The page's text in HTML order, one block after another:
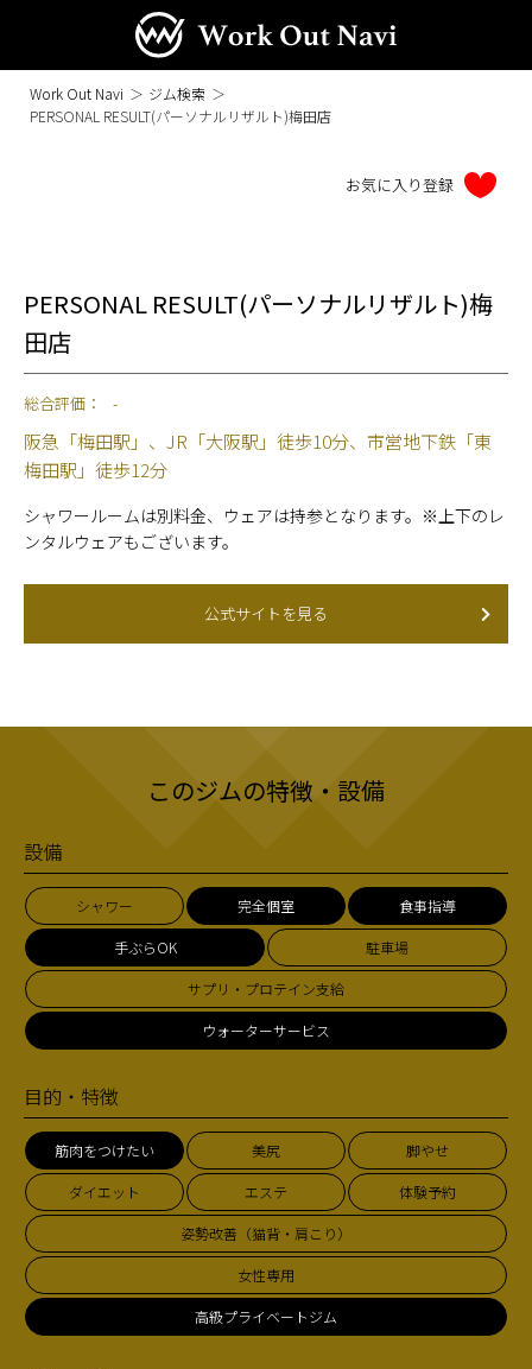
Work Out Navi ＞ ジム検索 ＞
PERSONAL RESULT(パーソナルリザルト)梅田店
PERSONAL RESULT(パーソナルリザルト)梅
田店
総合評価： -
阪急「梅田駅」、JR「大阪駅」徒歩10分、市営地下鉄「東
梅田駅」徒歩12分
シャワールームは別料金、ウェアは持参となります。※上下のレ
ンタルウェアもございます。
公式サイトを見る
このジムの特徴・設備
設備
シャワー 完全個室 食事指導
手ぶらOK 駐車場
サプリ・プロテイン支給
ウォーターサービス
目的・特徴
筋肉をつけたい 美尻 脚やせ
ダイエット エステ 体験予約
姿勢改善（猫背・肩こり）
女性専用
高級プライベートジム